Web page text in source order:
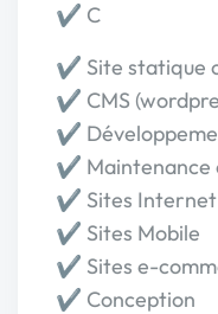
✔️ C
✔️ Site statique
✔️ CMS
✔️
✔️ Maintenance
✔️ Sites Internet
✔️ Sites Mobile
✔️ Sites e-
✔️ Conception